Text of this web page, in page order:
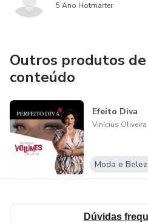
5 Ano Hotmarter
Outros produtos
conteúdo
Efeito Diva
Moda e
Dúvidas